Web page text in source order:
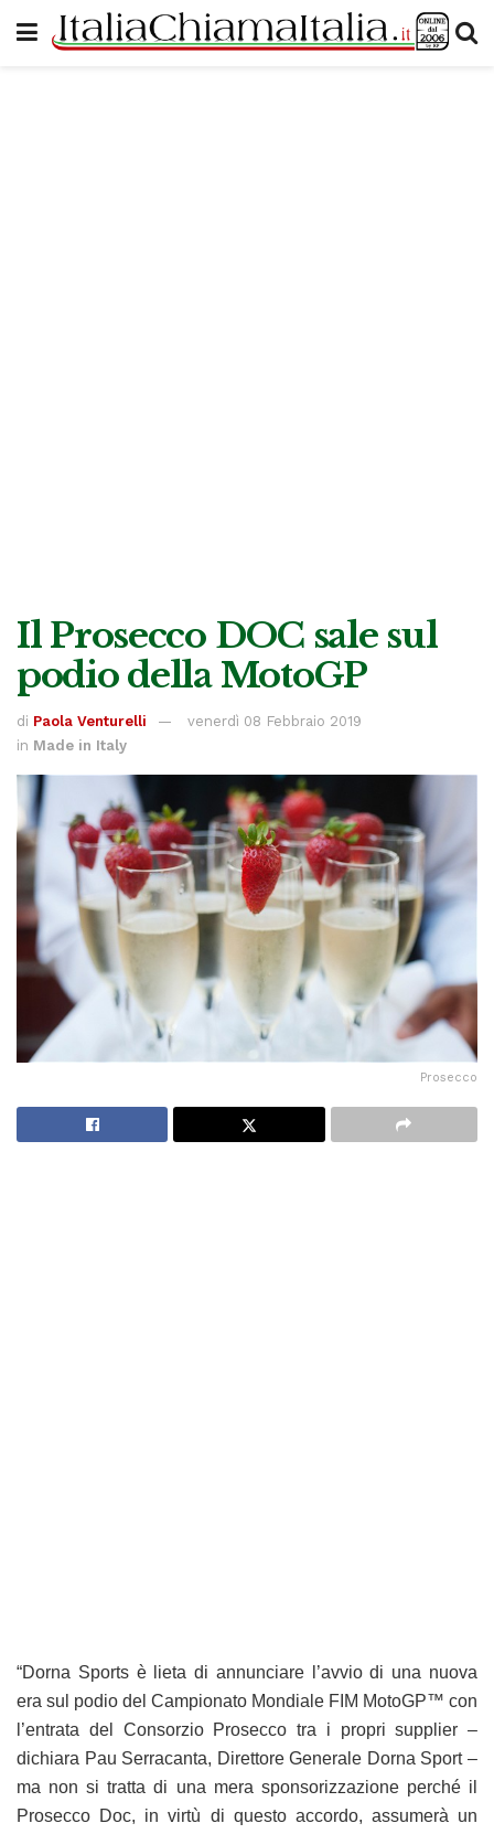
Il Prosecco DOC sale sul
podio della MotoGP
di Paola Venturelli
venerdì 08 Febbraio 2019
in Made in Italy
Prosecco
“Dorna Sports è lieta di annunciare l’avvio di una nuova
era sul podio del Campionato Mondiale FIM MotoGP™ con
l’entrata del Consorzio Prosecco tra i propri supplier –
dichiara Pau Serracanta, Direttore Generale Dorna Sport –
ma non si tratta di una mera sponsorizzazione perché il
Prosecco Doc, in virtù di questo accordo, assumerà un